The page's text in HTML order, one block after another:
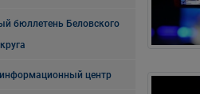
бюллетень Беловского
информационный центр